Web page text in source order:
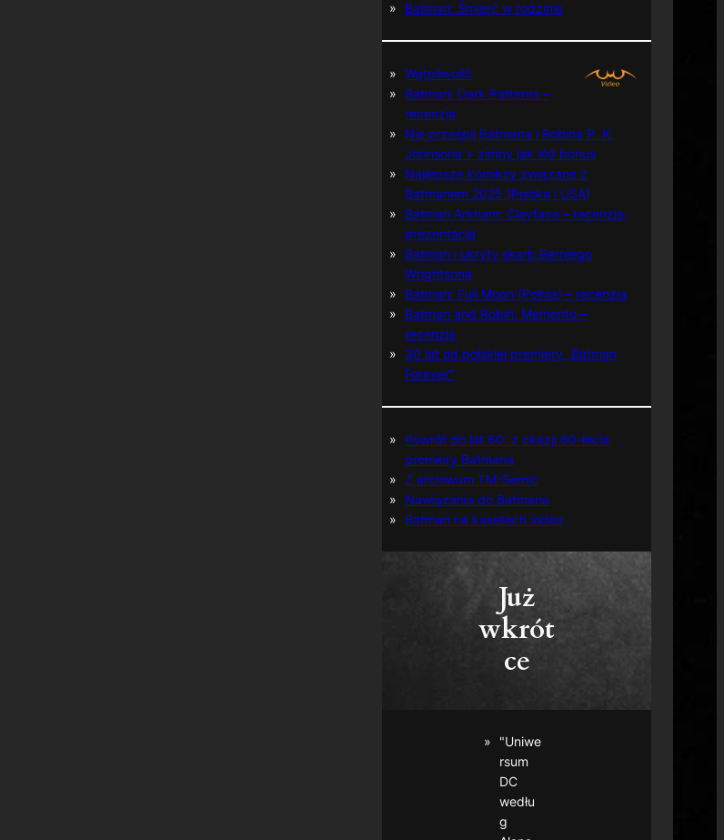
Batman: Śmierć w rodzinie
Wątpliwość
Batman: Dark Patterns –
recenzja
Nie prześpij Batmana i Robina P. K.
Johnsona + zimny jak lód bonus
Najlepsze komiksy związane z
Batmanem 2025 (Polska i USA)
Batman Arkham: Clayface – recenzja,
prezentacja
Batman i ukryty skarb Berniego
Wrightsona
Batman: Full Moon (Pełnia) – recenzja
Batman and Robin: Memento –
recenzja
30 lat od polskiej premiery „Batman
Forever”
Powrót do lat 60. z okazji 60-lecia
premiery Batmana
Z archiwum TM-Semic
Nawiązania do Batmana
Batman na kasetach video
Już
wkrót
ce
"Uniwe
rsum
DC
wedłu
g